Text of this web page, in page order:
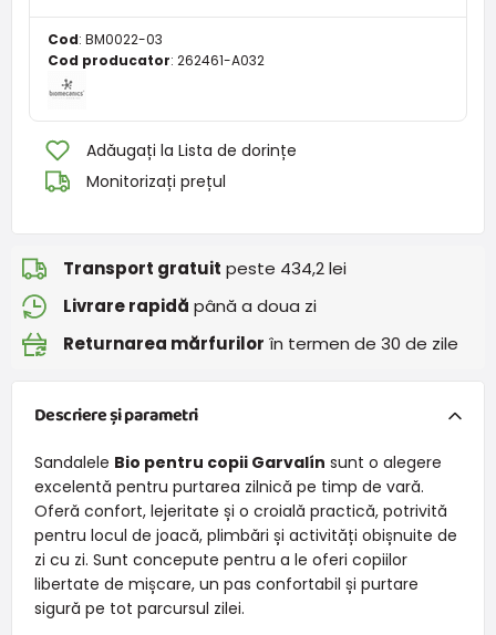
Cod: BM0022-03
Cod producator: 262461-A032
Adăugați la Lista de dorințe
Monitorizați prețul
Transport gratuit peste 434,2 lei
Livrare rapidă până a doua zi
Returnarea mărfurilor în termen de 30 de zile
Descriere și parametri
Sandalele Bio pentru copii Garvalín sunt o alegere
excelentă pentru purtarea zilnică pe timp de vară.
Oferă confort, lejeritate și o croială practică, potrivită
pentru locul de joacă, plimbări și activități obișnuite de
zi cu zi. Sunt concepute pentru a le oferi copiilor
libertate de mișcare, un pas confortabil și purtare
sigură pe tot parcursul zilei.